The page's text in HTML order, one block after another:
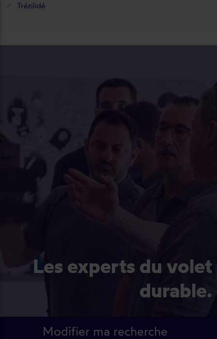
Trézilidé
Les experts du volet
durable.
Modifier ma recherche